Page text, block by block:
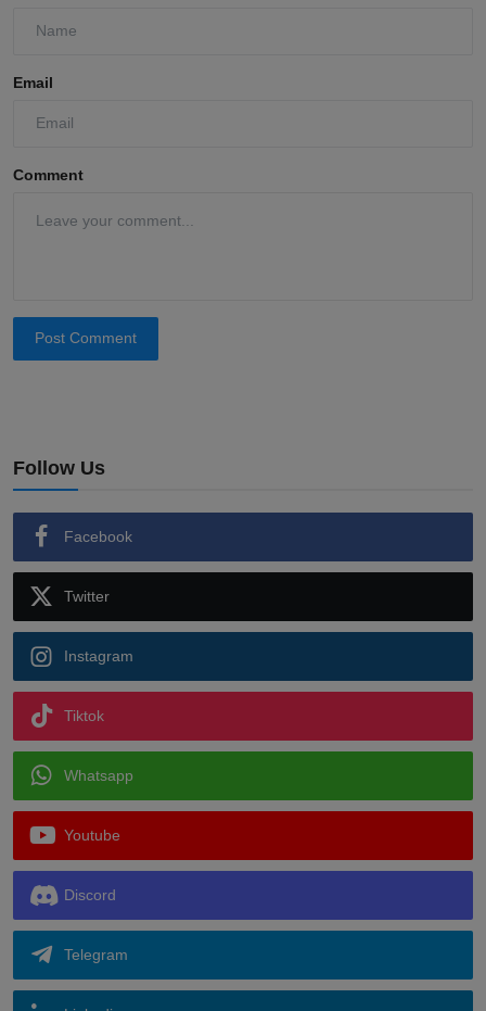
Email
Comment
Post Comment
Follow Us
Facebook
Twitter
Instagram
Tiktok
Whatsapp
Youtube
Discord
Telegram